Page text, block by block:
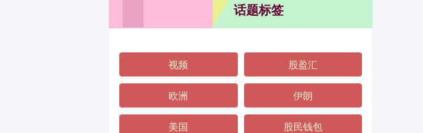
话题标签
视频 股盈汇
欧洲 伊朗
美国 股民钱包